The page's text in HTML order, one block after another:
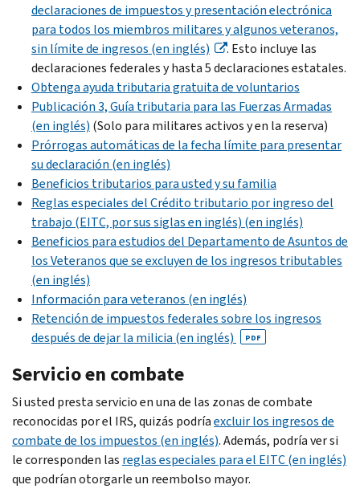
declaraciones de impuestos y presentación electrónica
para todos los miembros militares y algunos veteranos,
sin límite de ingresos (en inglés)
. Esto incluye las
declaraciones federales y hasta 5 declaraciones estatales.
Obtenga ayuda tributaria gratuita de voluntarios
Publicación 3, Guía tributaria para las Fuerzas Armadas
(en inglés) (Solo para militares activos y en la reserva)
Prórrogas automáticas de la fecha límite para presentar
su declaración (en inglés)
Beneficios tributarios para usted y su familia
Reglas especiales del Crédito tributario por ingreso del
trabajo (EITC, por sus siglas en inglés) (en inglés)
Beneficios para estudios del Departamento de Asuntos de
los Veteranos que se excluyen de los ingresos tributables
(en inglés)
Información para veteranos (en inglés)
Retención de impuestos federales sobre los ingresos
después de dejar la milicia (en inglés)
PDF
Servicio en combate
Si usted presta servicio en una de las zonas de combate
reconocidas por el IRS, quizás podríaexcluir los ingresos de
combate de los impuestos (en inglés). Además, podría ver si
le corresponden las reglas especiales para el EITC (en inglés)
que podrían otorgarle un reembolso mayor.